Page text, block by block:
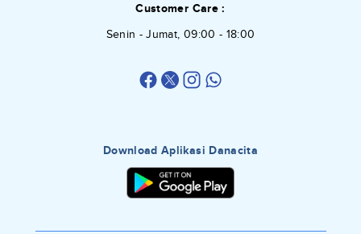
Customer Care :
Senin - Jumat, 09:00 - 18:00
Download Aplikasi Danacita